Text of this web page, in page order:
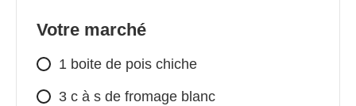
Votre marché
1 boite de pois chiche
3 c à s de fromage blanc